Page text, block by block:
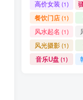
高价女装 (1)
餐饮门店(1)
风水起名 (1)
风光摄影(1)
音乐U盘 (1)